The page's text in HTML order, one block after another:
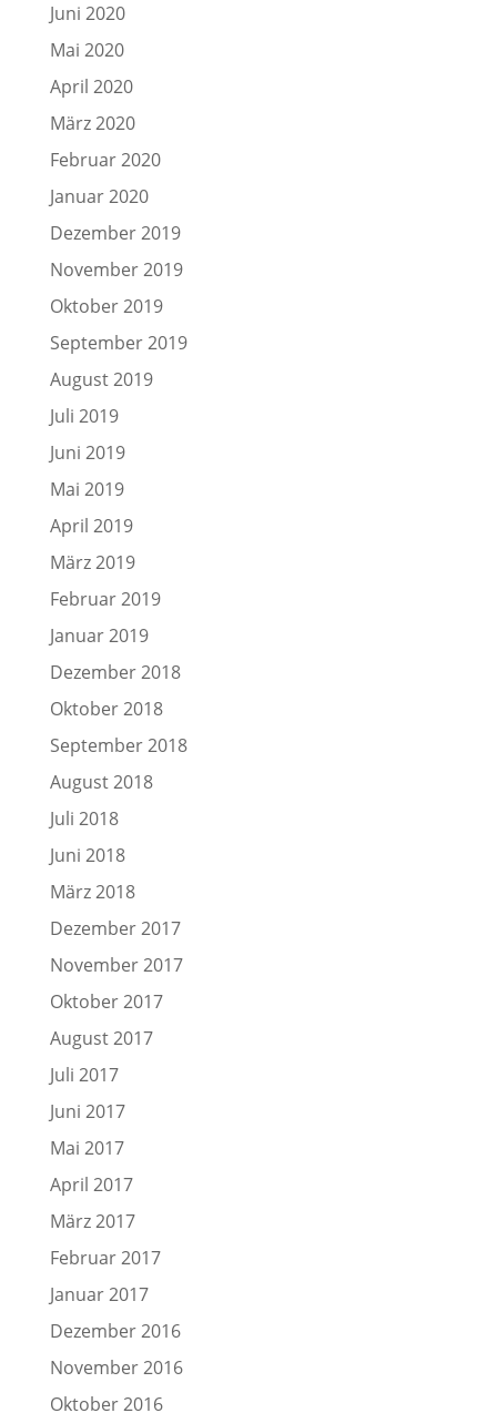
Juni 2020
Mai 2020
April 2020
März 2020
Februar 2020
Januar 2020
Dezember 2019
November 2019
Oktober 2019
September 2019
August 2019
Juli 2019
Juni 2019
Mai 2019
April 2019
März 2019
Februar 2019
Januar 2019
Dezember 2018
Oktober 2018
September 2018
August 2018
Juli 2018
Juni 2018
März 2018
Dezember 2017
November 2017
Oktober 2017
August 2017
Juli 2017
Juni 2017
Mai 2017
April 2017
März 2017
Februar 2017
Januar 2017
Dezember 2016
November 2016
Oktober 2016